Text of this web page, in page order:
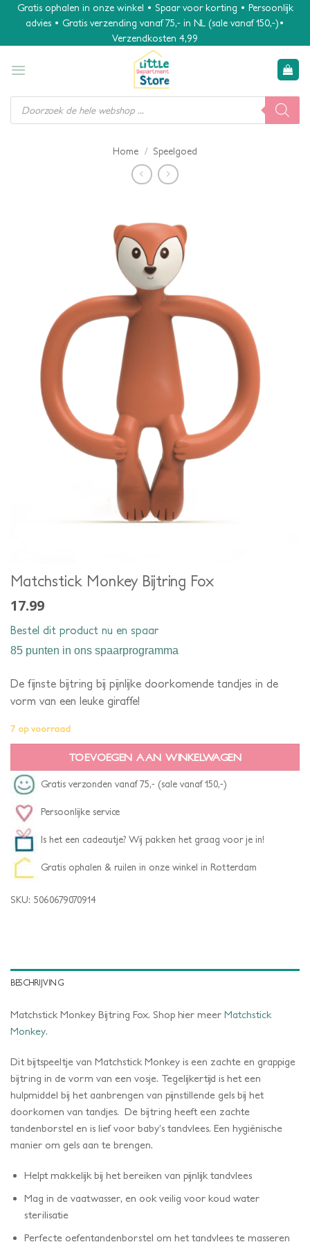
Gratis ophalen in onze winkel • Spaar voor korting • Persoonlijk
advies • Gratis verzending vanaf 75,- in NL (sale vanaf 150,-)•
Verzendkosten 4,99
Producten
zoeken
Home / Speelgoed
Matchstick Monkey Bijtring Fox
17.99
Bestel dit product nu en spaar
85 punten in ons spaarprogramma
De fijnste bijtring bij pijnlijke doorkomende tandjes in de
vorm van een leuke giraffe!
7 op voorraad
TOEVOEGEN AAN WINKELWAGEN
Gratis verzonden vanaf 75,- (sale vanaf 150,-)
Persoonlijke service
Is het een cadeautje? Wij pakken het graag voor je in!
Gratis ophalen & ruilen in onze winkel in Rotterdam
SKU: 5060679070914
BESCHRIJVING
Matchstick Monkey Bijtring Fox. Shop hier meer Matchstick
Monkey.
Dit bijtspeeltje van Matchstick Monkey is een zachte en grappige
bijtring in de vorm van een vosje. Tegelijkertijd is het een
hulpmiddel bij het aanbrengen van pijnstillende gels bij het
doorkomen van tandjes. De bijtring heeft een zachte
tandenborstel en is lief voor baby’s tandvlees. Een hygiënische
manier om gels aan te brengen.
Helpt makkelijk bij het bereiken van pijnlijk tandvlees
Mag in de vaatwasser, en ook veilig voor koud water
sterilisatie
Perfecte oefentandenborstel om het tandvlees te masseren